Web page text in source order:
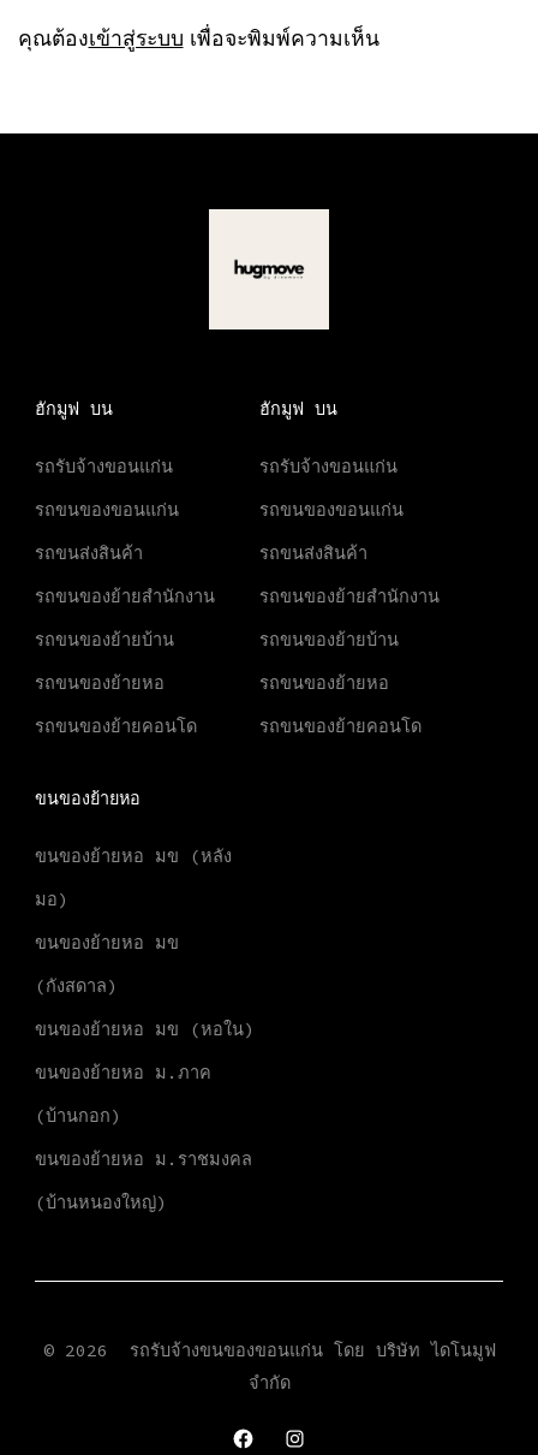
คุณต้องเข้าสู่ระบบ เพื่อจะพิมพ์ความเห็น
ฮักมูฟ บน
รถรับจ้างขอนแก่น
รถขนของขอนแก่น
รถขนส่งสินค้า
รถขนของย้ายสำนักงาน
รถขนของย้ายบ้าน
รถขนของย้ายหอ
รถขนของย้ายคอนโด
ฮักมูฟ บน
รถรับจ้างขอนแก่น
รถขนของขอนแก่น
รถขนส่งสินค้า
รถขนของย้ายสำนักงาน
รถขนของย้ายบ้าน
รถขนของย้ายหอ
รถขนของย้ายคอนโด
ขนของย้ายหอ
ขนของย้ายหอ มข (หลัง
มอ)
ขนของย้ายหอ มข
(กังสดาล)
ขนของย้ายหอ มข (หอใน)
ขนของย้ายหอ ม.ภาค
(บ้านกอก)
ขนของย้ายหอ ม.ราชมงคล
(บ้านหนองใหญ่)
© 2026 รถรับจ้างขนของขอนแก่น โดย บริษัท ไดโนมูฟ
จำกัด